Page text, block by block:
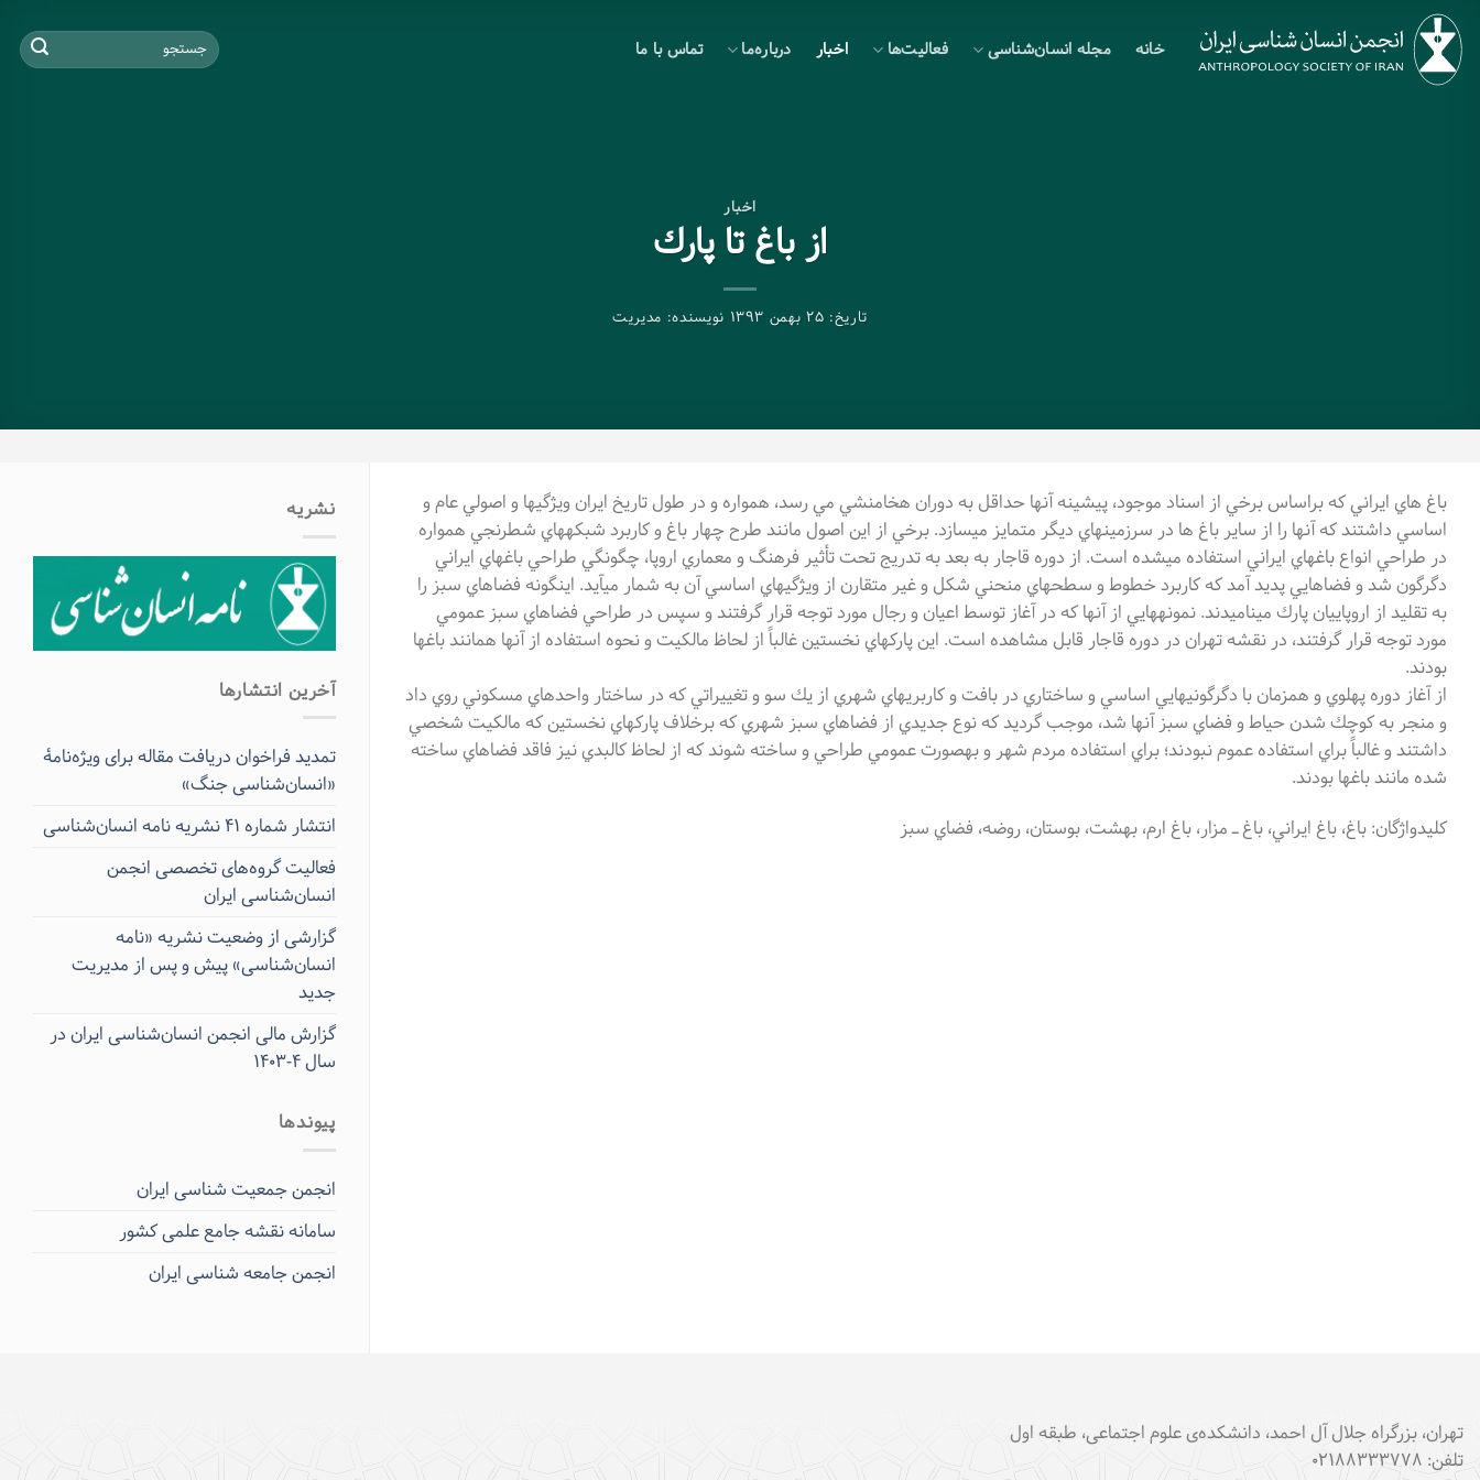
Skip
content
خانه مجله انسان‌شناسی فعالیت‌ها اخبار درباره‌ما تماس با ما
اخبار
از باغ تا پارك
تاریخ: ۲۵ بهمن ۱۳۹۳ نویسنده: مدیریت
باغ هاي ايراني كه براساس برخي از اسناد موجود، پيشينه آنها حداقل به دوران هخامنشي مي رسد، همواره و در طول تاريخ ايران ويژگيها و اصولي عام و
اساسي داشتند كه آنها را از ساير باغ ها در سرزمينهاي ديگر متمايز ميسازد. برخي از اين اصول مانند طرح چهار باغ و كاربرد شبكههاي شطرنجي همواره
در طراحي انواع باغهاي ايراني استفاده ميشده است. از دوره قاجار به بعد به تدريج تحت تأثير فرهنگ و معماري اروپا، چگونگي طراحي باغهاي ايراني
دگرگون شد و فضاهايي پديد آمد كه كاربرد خطوط و سطحهاي منحني شكل و غير متقارن از ويژگيهاي اساسي آن به شمار ميآيد. اينگونه فضاهاي سبز را
به تقليد از اروپاييان پارك ميناميدند. نمونههايي از آنها كه در آغاز توسط اعيان و رجال مورد توجه قرار گرفتند و سپس در طراحي فضاهاي سبز عمومي
مورد توجه قرار گرفتند، در نقشه تهران در دوره قاجار قابل مشاهده است. اين پاركهاي نخستين غالباً از لحاظ مالكيت و نحوه استفاده از آنها همانند باغها
بودند.
از آغاز دوره پهلوي و همزمان با دگرگونيهايي اساسي و ساختاري در بافت و كاربريهاي شهري از يك سو و تغييراتي كه در ساختار واحدهاي مسكوني روي داد
و منجر به كوچك شدن حياط و فضاي سبز آنها شد، موجب گرديد كه نوع جديدي از فضاهاي سبز شهري كه برخلاف پاركهاي نخستين كه مالكيت شخصي
داشتند و غالباً براي استفاده عموم نبودند؛ براي استفاده مردم شهر و بهصورت عمومي طراحي و ساخته شوند که از لحاظ كالبدي نيز فاقد فضاهاي ساخته
شده مانند باغها بودند.
کليدواژگان: باغ، باغ ايراني، باغ ـ مزار، باغ ارم، بهشت، بوستان، روضه، فضاي سبز
نشریه
آخرین انتشار‌ها
تمدید فراخوان دریافت مقاله برای ویژه‌نامۀ
«انسان‌شناسی جنگ»
انتشار شماره ۴۱ نشریه نامه انسان‌شناسی
فعالیت گروه‌های تخصصی انجمن
انسان‌شناسی ایران
گزارشی از وضعیت نشریه «نامه
انسان‌شناسی» پیش و پس از مدیریت
جدید
گزارش مالی انجمن انسان‌شناسی ایران در
سال ۴-۱۴۰۳
پیوندها
انجمن جمعیت شناسی ایران
سامانه نقشه جامع علمی کشور
انجمن جامعه شناسی ایران
تهران، بزرگراه جلال آل احمد، دانشکده‌ی علوم اجتماعی، طبقه اول
تلفن: ۰۲۱۸۸۳۳۳۷۷۸